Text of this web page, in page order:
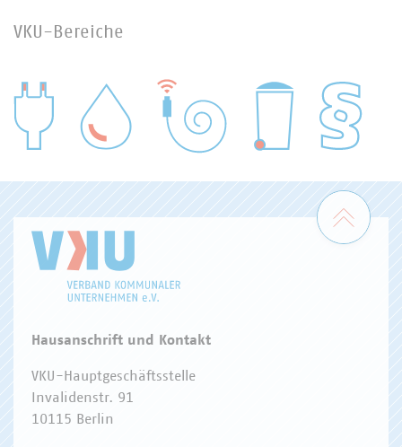
VKU-Bereiche
WASSER/ABWASSER
Zum
Hausanschrift und Kontakt
VKU-Hauptgeschäftsstelle
Invalidenstr. 91
10115 Berlin